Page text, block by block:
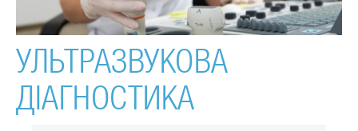
УЛЬТРАЗВУКОВА
ДІАГНОСТИКА